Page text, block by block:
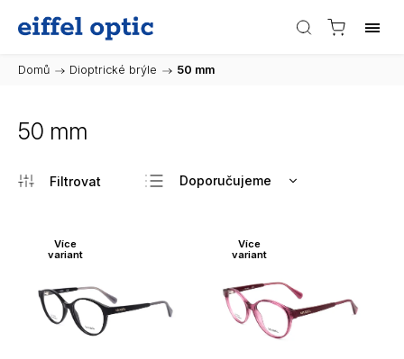
Domů / Dioptrické brýle / 50 mm
50 mm
Doporučujeme
Nejdražší
Abecedně
Více
variant
Více
variant